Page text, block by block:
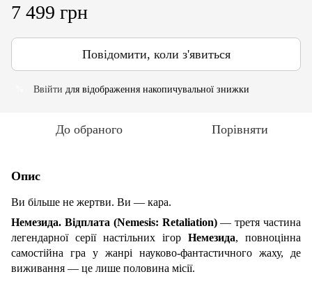
7 499 грн
Повідомити, коли з'явиться
Ввійти для відображення накопичувальної знижки
До обраного Порівняти
Опис
Ви більше не жертви. Ви — кара.
Немезида. Відплата (Nemesis: Retaliation)— третя частина
легендарної серії настільних ігор Немезида, повноцінна
самостійна гра у жанрі науково-фантастичного жаху, де
виживання — це лише половина місії.